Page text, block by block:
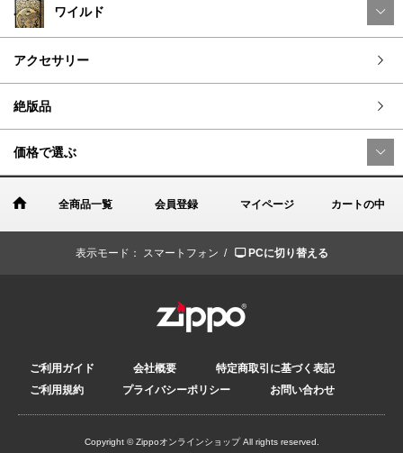
ワイルド
アクセサリー
絶版品
価格で選ぶ
全商品一覧 会員登録 マイページ カートの中
表示モード： スマートフォン / PCに切り替える
ご利用ガイド 会社概要
特定商取引に基づく表記
ご利用規約
プライバシーポリシー お問い合わせ
Copyright © Zippoオンラインショップ All rights reserved.